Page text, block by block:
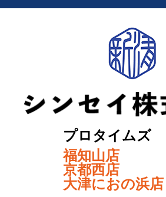
プロタイムズ
福知山店
京都西店
大津におの浜店